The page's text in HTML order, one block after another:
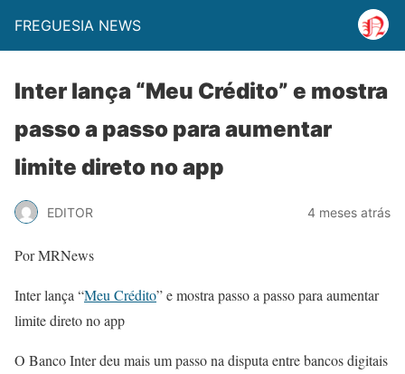
FREGUESIA NEWS
Inter lança “Meu Crédito” e mostra
passo a passo para aumentar
limite direto no app
EDITOR 4 meses atrás
Por MRNews
Inter lança “Meu Crédito” e mostra passo a passo para aumentar
limite direto no app
O Banco Inter deu mais um passo na disputa entre bancos digitais